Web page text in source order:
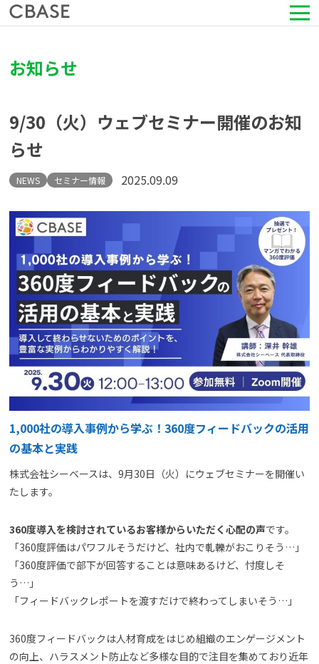
導入事例
セミナー情報
HRコラム
お知らせ
会社情報
よくある質問
資料請求(無料) お見積もり依頼
お知らせ
9/30（火）ウェブセミナー開催のお知
らせ
NEWS セミナー情報 2025.09.09
1,000社の導入事例から学ぶ！360度フィードバックの活用
の基本と実践
株式会社シーベースは、9月30日（火）にウェブセミナーを開催い
たします。
360度導入を検討されているお客様からいただく心配の声です。
「360度評価はパワフルそうだけど、社内で軋轢がおこりそう…」
「360度評価で部下が回答することは意味あるけど、忖度しそ
う…」
「フィードバックレポートを渡すだけで終わってしまいそう…」
360度フィードバックは人材育成をはじめ組織のエンゲージメント
の向上、ハラスメント防止など多様な目的で注目を集めており近年